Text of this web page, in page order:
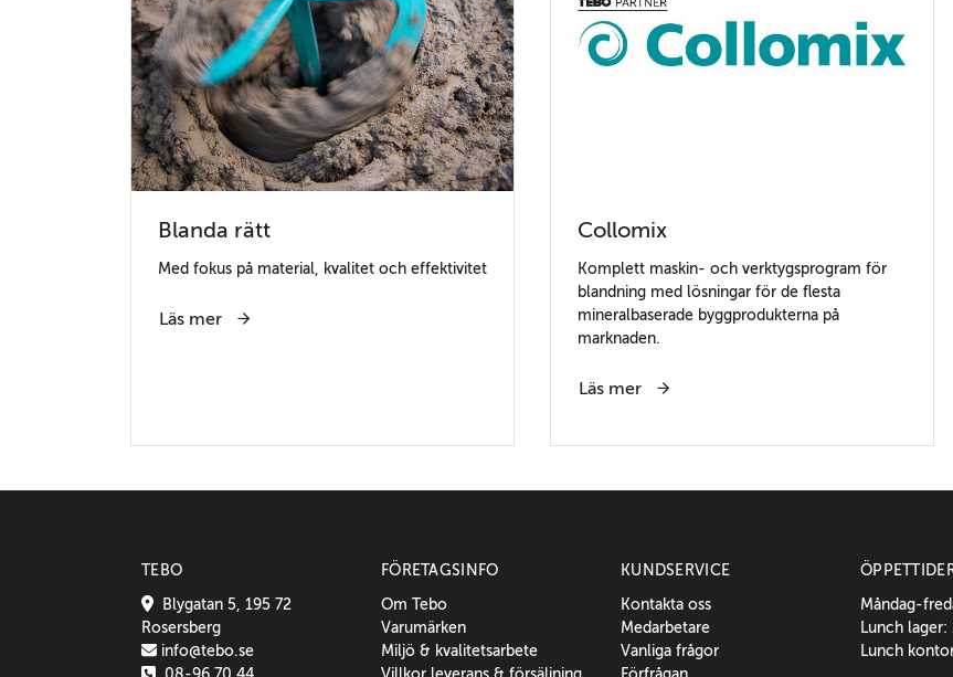
Blanda rätt
Med fokus på material, kvalitet och effektivitet
Läs mer
Collomix
Komplett maskin- och verktygsprogram för
blandning med lösningar för de flesta
mineralbaserade byggprodukterna på
marknaden.
Läs mer
TEBO
Blygatan 5, 195 72
Rosersberg
info@tebo.se
08-96 70 44
FÖRETAGSINFO
Om Tebo
Varumärken
Miljö & kvalitetsarbete
Villkor leverans & försäljning
KUNDSERVICE
Kontakta oss
Medarbetare
Vanliga frågor
Förfrågan
Måndag-
Lunch
Lunch